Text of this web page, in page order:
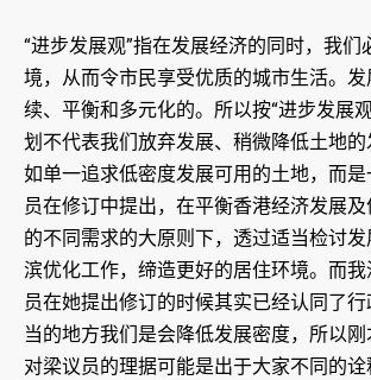
“进步发展观”指在发展经济的同时，我们
境，从而令市民享受优质的城市生活。
续、平衡和多元化的。所以按“进步发展
划不代表我们放弃发展、稍微降低土地
如单一追求低密度发展可用的土地，而
员在修订中提出，在平衡香港经济发展
的不同需求的大原则下，透过适当检讨
滨优化工作，缔造更好的居住环境。而
员在她提出修订的时候其实已经认同了
当的地方我们是会降低发展密度，所以
对梁议员的理据可能是出于大家不同的